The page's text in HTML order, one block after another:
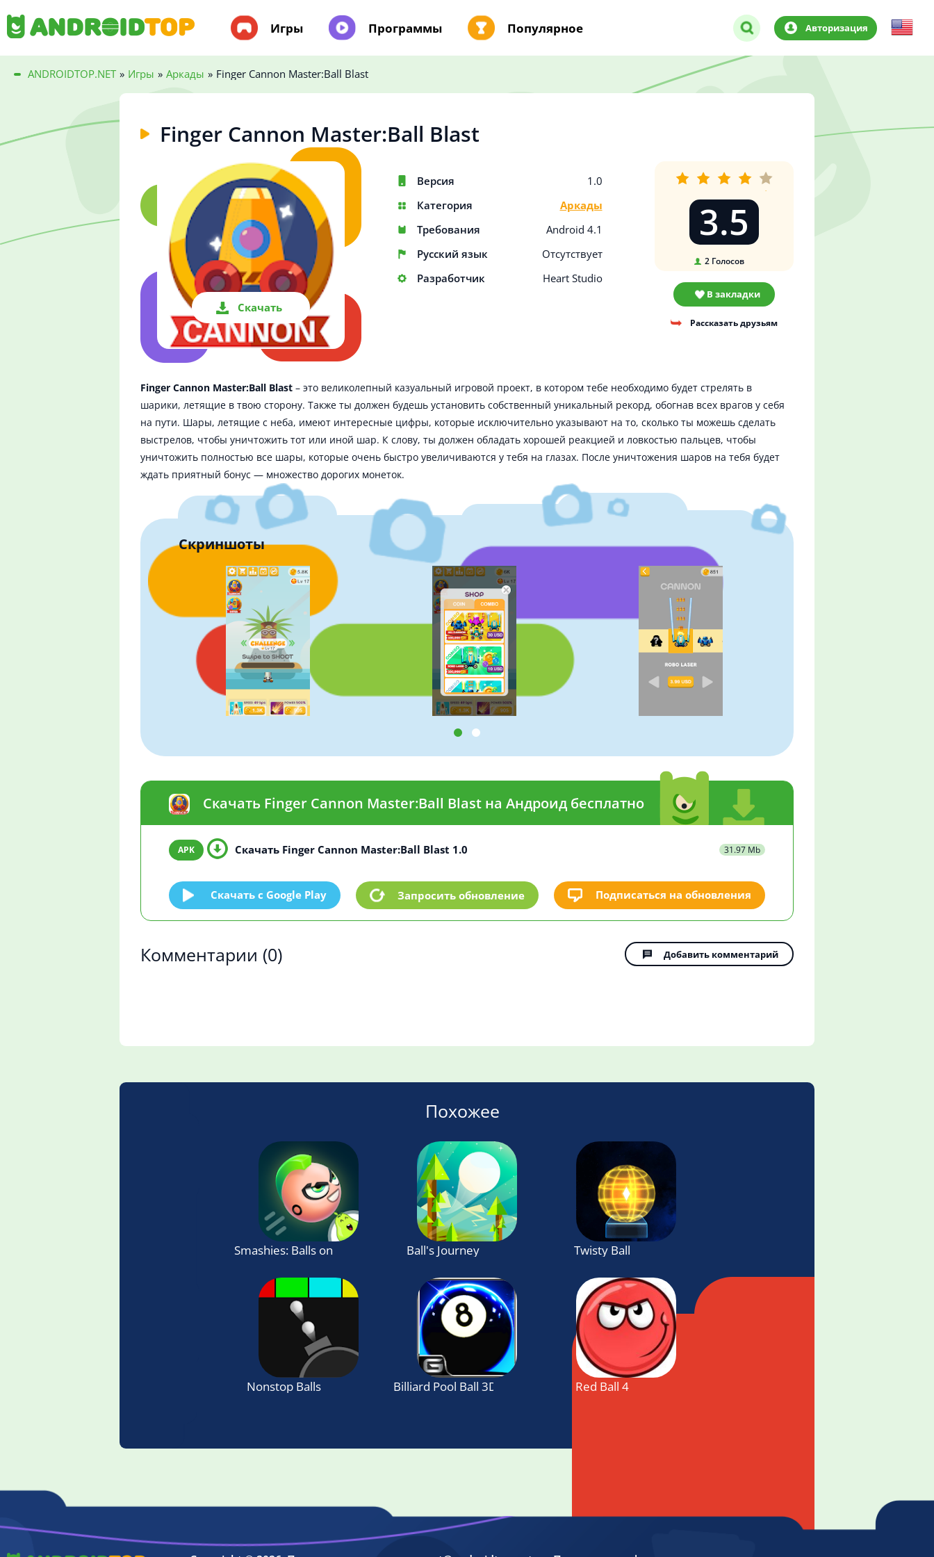
Игры Программы Популярное Авторизация
ANDROIDTOP.NET » Игры » Аркады » Finger Cannon Master:Ball Blast
Finger Cannon Master:Ball Blast
Скачать
Версия
1.0
Категория
Аркады
Требования
Android 4.1
Русский язык
Отсутствует
Разработчик
Heart Studio
3.5
2Голосов
В закладки
Рассказать друзьям
Finger Cannon Master:Ball Blast – это великолепный казуальный игровой проект, в котором тебе необходимо будет стрелять в
шарики, летящие в твою сторону. Также ты должен будешь установить собственный уникальный рекорд, обогнав всех врагов у себя
на пути. Шары, летящие с неба, имеют интересные цифры, которые исключительно указывают на то, сколько ты можешь сделать
выстрелов, чтобы уничтожить тот или иной шар. К слову, ты должен обладать хорошей реакцией и ловкостью пальцев, чтобы
уничтожить полностью все шары, которые очень быстро увеличиваются у тебя на глазах. После уничтожения шаров на тебя будет
ждать приятный бонус — множество дорогих монеток.
Скриншоты
Скачать Finger Cannon Master:Ball Blast на Андроид бесплатно
Скачать Finger Cannon Master:Ball Blast 1.0 31.97 Mb
Скачать c Google Play Запросить обновление Подписаться на обновления
Комментарии (0) Добавить комментарий
Похожее
Smashies: Balls on tap, hop to the top!Ball's Journey Twisty Ball
Nonstop Balls Billiard Pool Ball 3D Mobile Red Ball 4